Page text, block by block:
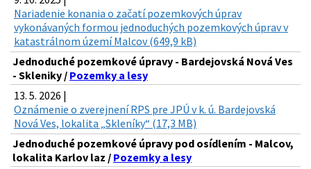
Nariadenie konania o začatí pozemkových úprav
vykonávaných formou jednoduchých pozemkových úprav v
katastrálnom území Malcov (649,9 kB)
Jednoduché pozemkové úpravy - Bardejovská Nová Ves
- Skleniky / Pozemky a lesy
13. 5. 2026 |
Oznámenie o zverejnení RPS pre JPÚ v k. ú. Bardejovská
Nová Ves, lokalita „Skleníky“ (17,3 MB)
Jednoduché pozemkové úpravy pod osídlením - Malcov,
lokalita Karlov laz / Pozemky a lesy